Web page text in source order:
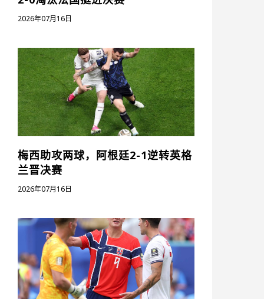
2026年07月16日
梅西助攻两球，阿根廷2-1逆转英格
兰晋决赛
2026年07月16日